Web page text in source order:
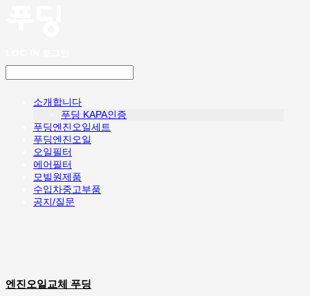
소개합니다
푸딩 KAPA인증
푸딩엔진오일세트
푸딩엔진오일
오일필터
에어필터
모빌원제품
수입차중고부품
공지/질문
엔진오일교체 푸딩